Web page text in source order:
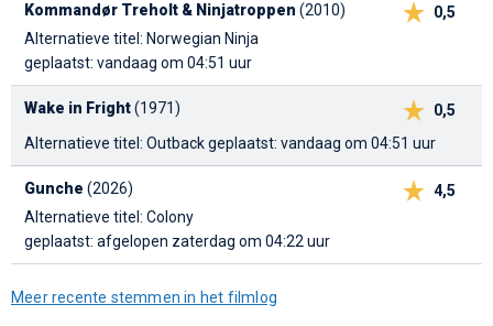
0,5
Kommandør Treholt & Ninjatroppen (2010)
Alternatieve titel: Norwegian Ninja
geplaatst: vandaag om 04:51 uur
0,5
Wake in Fright(1971)
Alternatieve titel: Outbackgeplaatst: vandaag om 04:51 uur
4,5
Gunche (2026)
Alternatieve titel: Colony
geplaatst: afgelopen zaterdag om 04:22 uur
Meer recente stemmen in het filmlog